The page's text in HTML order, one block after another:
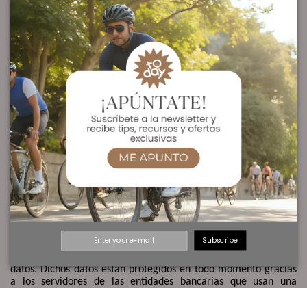
Métodos o Modalidades de pago
Con carácter general, el Usuario podrá escoger la forma de
pago:
Tarjeta de crédito/débito
Bizum
Transferencia Bancaria
Una vez hayas validado toda la información sobre tu compra
(artículos, modos de envío, dirección de entrega y de
facturación) aparecerá una elección para elegir qué modalidad
de pago deseas utilizar e introduzcas tus datos.
En el caso de que la plataforma de pago informara de la
denegación de la tarjeta, se cancelará automáticamente el
pedido, informando online y en el momento, al cliente de la
anulación como hemos comentado anteriormente.
datos. Dichos datos están protegidos en todo momento gracias
a los servidores de las entidades bancarias que usan una
Subscribe